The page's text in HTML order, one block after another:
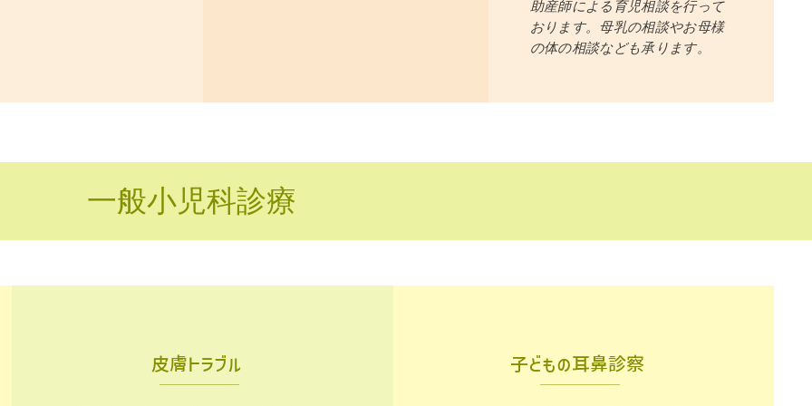
助産師による育児相談を行って
おります。母乳の相談やお母様
の体の相談なども承ります。
一般小児科診療
皮膚トラブル 子どもの耳鼻診察